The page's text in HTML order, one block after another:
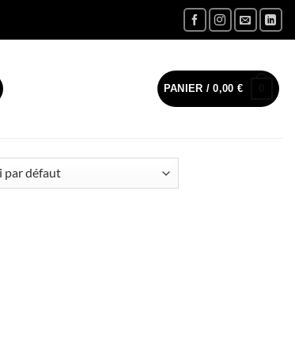
PANIER /0,00 €